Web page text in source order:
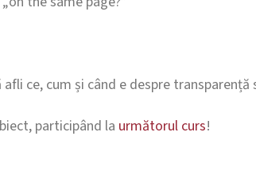
ce, cum și când e despre transparență
participând la următorul curs!